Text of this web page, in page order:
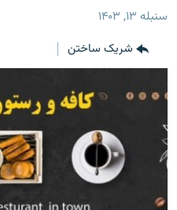
منوی
مراجعه
صفحه
جهان
برنامه‌ها
مجموعه تصویری
بحران مهاجرت
تماس
سنبله ۱۳, ۱۴۰۳
شریک ساختن